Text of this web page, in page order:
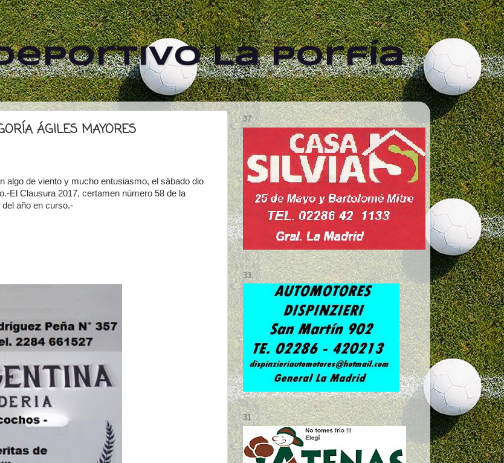
La Porfía
ÁGILES MAYORES
algo de viento y mucho entusiasmo, el sábado dio
El Clausura 2017, certamen número 58 de la
año en curso.-
37
33
31